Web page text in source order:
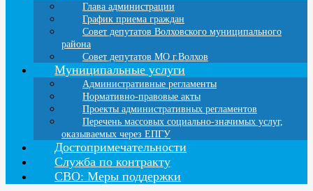
Глава администрации
График приема граждан
Совет депутатов Волховского муниципального
района
Совет депутатов МО г.Волхов
Муниципальные услуги
Административные регламенты
Нормативно-правовые акты
Проекты административных регламентов
Перечень массовых социально-значимых услуг,
оказываемых через ЕПГУ
Достопримечательности
Служба по контракту
СВО: Меры поддержки